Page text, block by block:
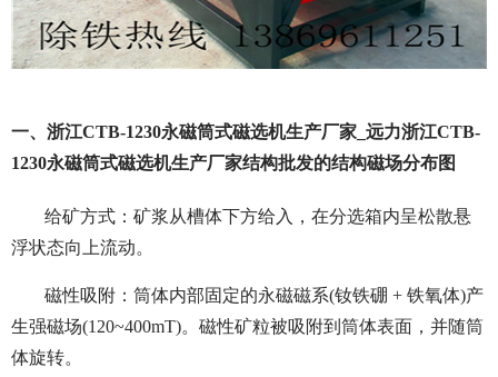
一、浙江CTB-1230永磁筒式磁选机生产厂家_远力浙江CTB-
1230永磁筒式磁选机生产厂家结构批发的结构磁场分布图
给矿方式：矿浆从槽体下方给入，在分选箱内呈松散悬
浮状态向上流动。
磁性吸附：筒体内部固定的永磁磁系(钕铁硼 + 铁氧体)产
生强磁场(120~400mT)。磁性矿粒被吸附到筒体表面，并随筒
体旋转。